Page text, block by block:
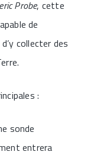
Probe, cette
de
collecter des
:
sonde
entrera